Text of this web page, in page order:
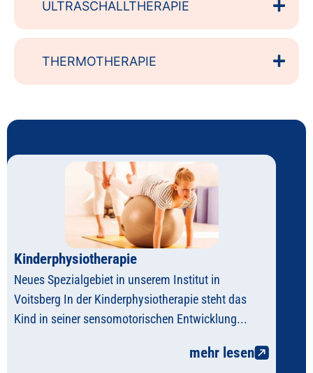
ULTRASCHALLTHERAPIE
THERMOTHERAPIE
Kinderphysiotherapie
Neues Spezialgebiet in unserem Institut in
Voitsberg In der Kinderphysiotherapie steht das
Kind in seiner sensomotorischen Entwicklung...
mehr lesen